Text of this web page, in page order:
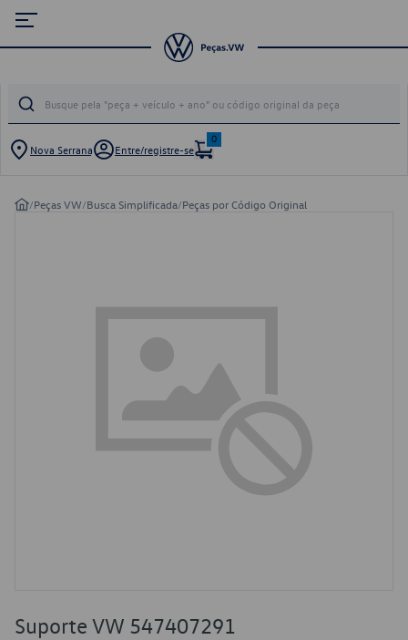
Nova Serrana Entre/registre-se
0
/Peças VW/Busca Simplificada/Peças por Código Original
Suporte VW 547407291